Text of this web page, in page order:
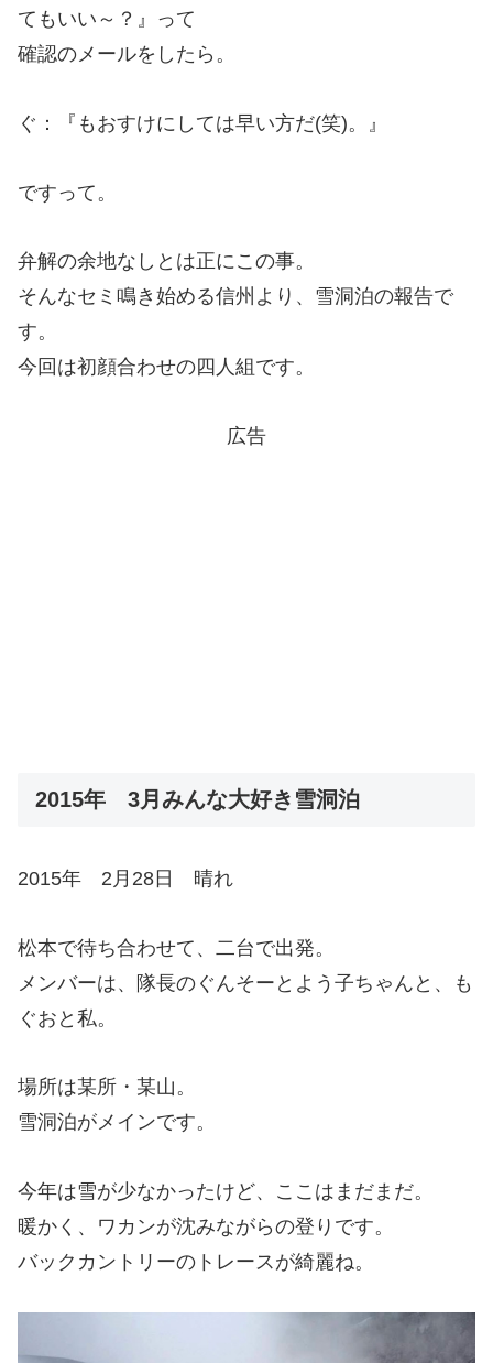
てもいい～？』って
確認のメールをしたら。
ぐ：『もおすけにしては早い方だ(笑)。』
ですって。
弁解の余地なしとは正にこの事。
そんなセミ鳴き始める信州より、雪洞泊の報告で
す。
今回は初顔合わせの四人組です。
広告
2015年 3月みんな大好き雪洞泊
2015年 2月28日 晴れ
松本で待ち合わせて、二台で出発。
メンバーは、隊長のぐんそーとよう子ちゃんと、も
ぐおと私。
場所は某所・某山。
雪洞泊がメインです。
今年は雪が少なかったけど、ここはまだまだ。
暖かく、ワカンが沈みながらの登りです。
バックカントリーのトレースが綺麗ね。